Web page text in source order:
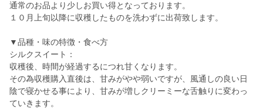
通常のお品より少しお買い得となっております。
１０月上旬以降に収穫したものを洗わずに出荷致します。
▼品種・味の特徴・食べ方
シルクスイート：
収穫後、時間が経過するにつれ甘くなります。
その為収穫購入直後は、甘みがやや弱いですが、風通しの良い日
陰で寝かせる事により、甘みが増しクリーミーな舌触りに変わっ
ていきます。